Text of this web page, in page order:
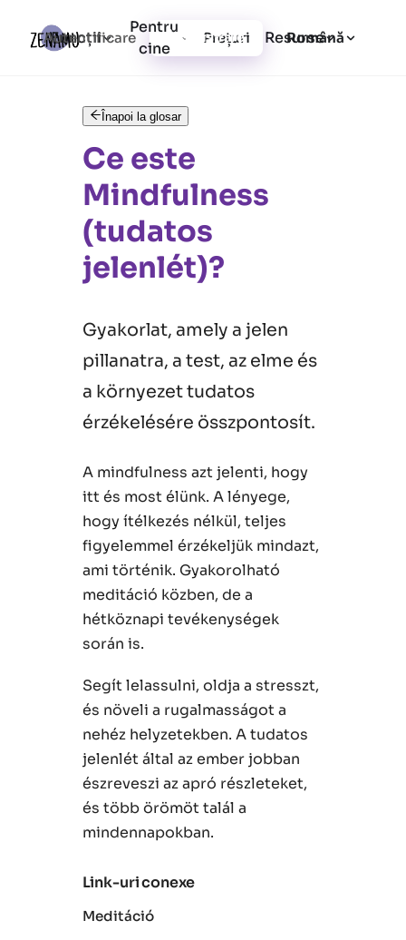
Funcții
Pentru
cine
Prețuri Resurse
Autentificare Înregistrare Română
Înapoi la glosar
Ce este
Mindfulness
(tudatos
jelenlét)?
Gyakorlat, amely a jelen
pillanatra, a test, az elme és
a környezet tudatos
érzékelésére összpontosít.
A mindfulness azt jelenti, hogy
itt és most élünk. A lényege,
hogy ítélkezés nélkül, teljes
figyelemmel érzékeljük mindazt,
ami történik. Gyakorolható
meditáció közben, de a
hétköznapi tevékenységek
során is.
Segít lelassulni, oldja a stresszt,
és növeli a rugalmasságot a
nehéz helyzetekben. A tudatos
jelenlét által az ember jobban
észreveszi az apró részleteket,
és több örömöt talál a
mindennapokban.
Link-uri conexe
Meditáció